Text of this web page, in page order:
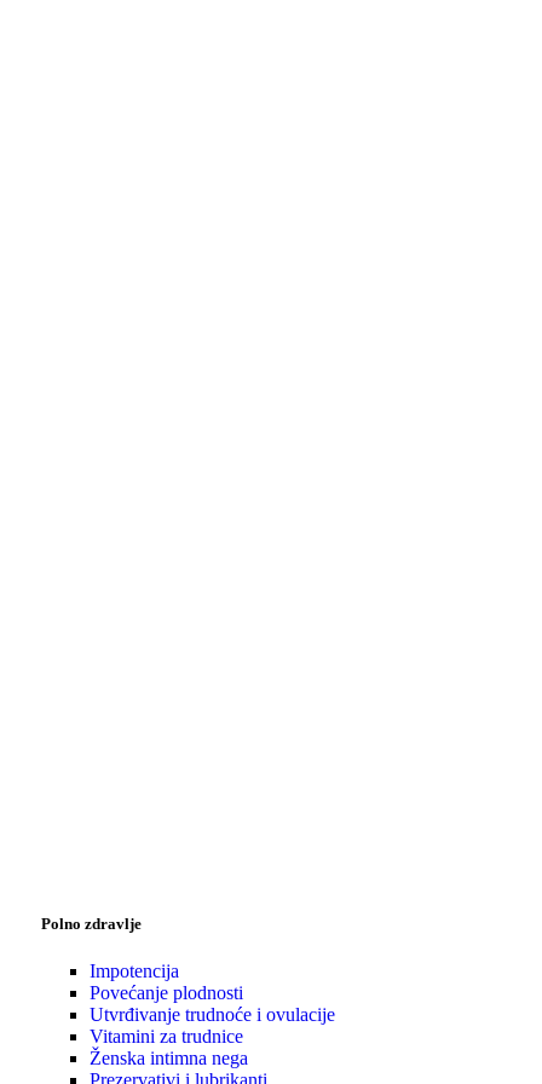
Polno zdravlje
Impotencija
Povećanje plodnosti
Utvrđivanje trudnoće i ovulacije
Vitamini za trudnice
Ženska intimna nega